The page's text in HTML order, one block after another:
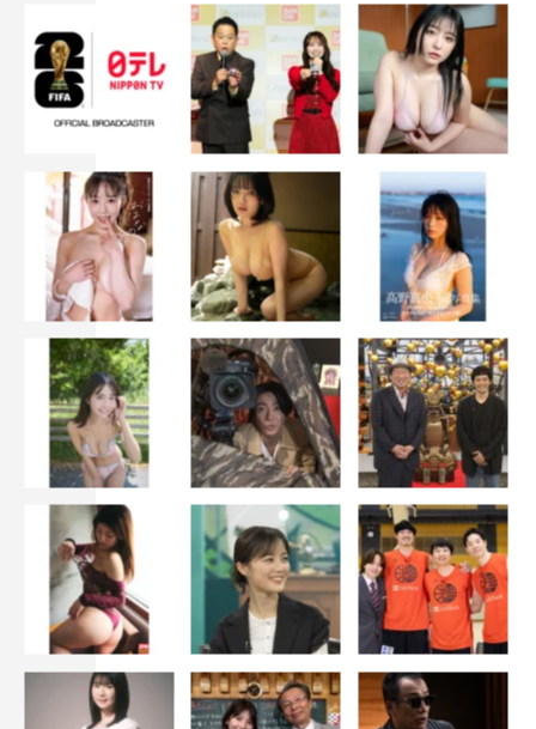
ナインティナイン なすなかにし
増田貴久 安藤サクラ 宮野真守
小芝風花 岡田将生 盛山晋太郎